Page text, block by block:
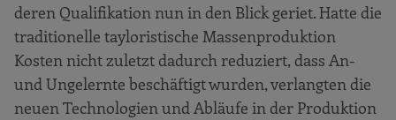
deren Qualifikation nun in den Blick geriet. Hatte die
traditionelle tayloristische Massenproduktion
Kosten nicht zuletzt dadurch reduziert, dass An-
und Ungelernte beschäftigt wurden, verlangten die
neuen Technologien und Abläufe in der Produktion